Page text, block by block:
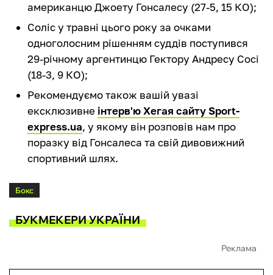
американцю Джоету Гонсалесу (27-5, 15 КО);
Соліс у травні цього року за очками
одноголосним рішенням суддів поступився
29-річному аргентинцю Гектору Андресу Сосі
(18-3, 9 КО);
Рекомендуємо також вашій увазі
ексклюзивне інтерв'ю Хегая сайту Sport-
express.ua, у якому він розповів нам про
поразку від Гонсалеса та свій дивовижний
спортивний шлях.
Бокс
БУКМЕКЕРИ УКРАЇНИ
Реклама